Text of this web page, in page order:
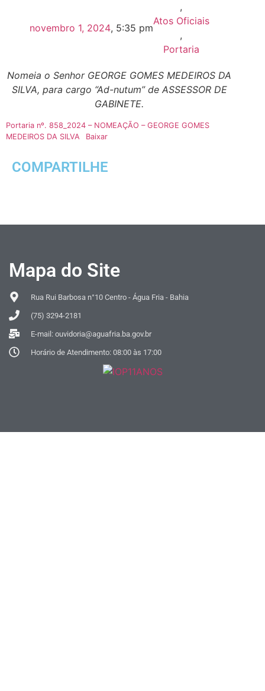
novembro 1, 2024, 5:35 pm
,
Atos Oficiais
,
Portaria
Nomeia o Senhor GEORGE GOMES MEDEIROS DA
SILVA, para cargo “Ad-nutum” de ASSESSOR DE
GABINETE.
Portaria nº. 858_2024 – NOMEAÇÃO – GEORGE GOMES
MEDEIROS DA SILVA
Baixar
COMPARTILHE
Mapa do Site
Rua Rui Barbosa n°10 Centro - Água Fria - Bahia
(75) 3294-2181
E-mail: ouvidoria@aguafria.ba.gov.br
Horário de Atendimento: 08:00 às 17:00